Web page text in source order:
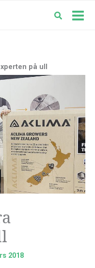
på ull
2018